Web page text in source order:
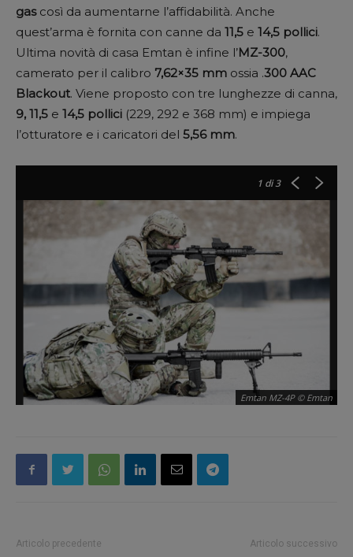
gascosì da aumentarne l’affidabilità. Anche
quest’arma è fornita con canne da 11,5 e 14,5 pollici.
Ultima novità di casa Emtan è infine l’MZ-300,
camerato per il calibro 7,62×35 mm ossia .300 AAC
Blackout. Viene proposto con tre lunghezze di canna,
9, 11,5 e 14,5 pollici (229, 292 e 368 mm) e impiega
l’otturatore e i caricatori del 5,56 mm.
1 di 3
Emtan MZ-4P © Emtan
Articolo precedente Articolo successivo